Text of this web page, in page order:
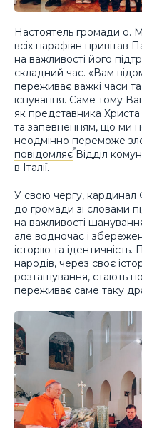
Настоятель громади о.
всіх парафіян привітав
на важливості його
складний час. «Вам
переживає важкі часи
існування. Саме тому
як представника Христа
та запевненням, що ми
неодмінно переможе
повідомляєВідділ
в Італії.
У свою чергу, кардинал
до громади зі словами
на важливості
але водночас і
історію та
народів, через своє
розташування, стають
переживає саме таку